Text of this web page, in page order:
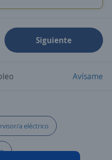
Siguiente
Avísame
a eléctrico